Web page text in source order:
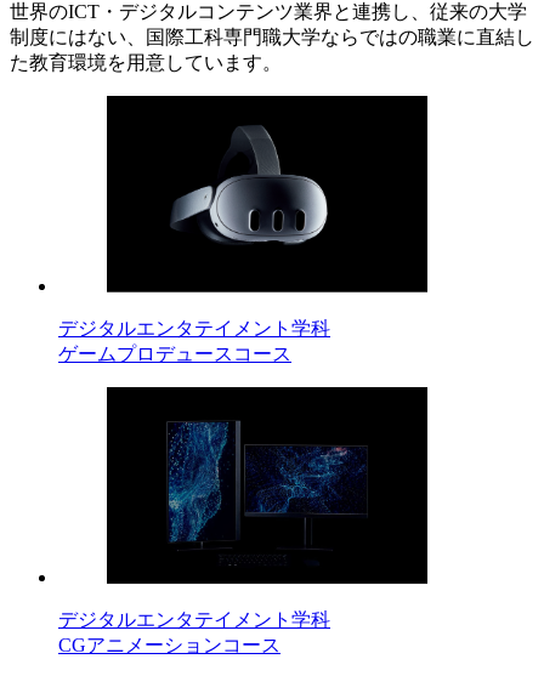
世界のICT・デジタルコンテンツ業界と連携し、従来の大学
制度にはない、国際工科専門職大学ならではの職業に直結し
た教育環境を用意しています。
デジタルエンタテイメント学科
ゲームプロデュースコース
デジタルエンタテイメント学科
CGアニメーションコース